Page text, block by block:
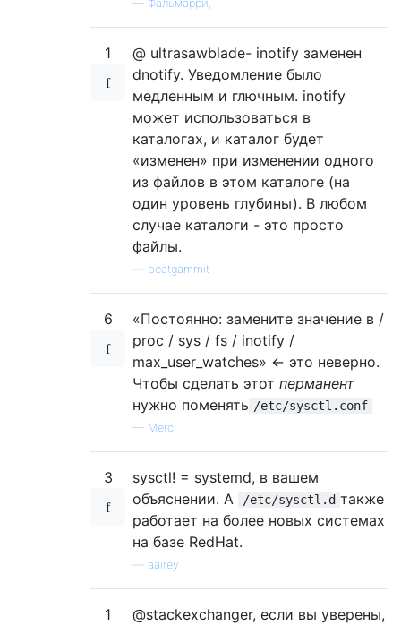
— Фальмарри,
1
@ ultrasawblade- inotify заменен
dnotify. Уведомление было
медленным и глючным. inotify
может использоваться в
каталогах, и каталог будет
«изменен» при изменении одного
из файлов в этом каталоге (на
один уровень глубины). В любом
случае каталоги - это просто
файлы.
beatgammit
6
«Постоянно: замените значение в /
proc / sys / fs / inotify /
max_user_watches» <- это неверно.
Чтобы сделать этот перманент
нужно поменять /etc/sysctl.conf
— Merc
3
sysctl! = systemd, в вашем
объяснении. А
/etc/sysctl.d также
работает на более новых системах
на базе RedHat.
aairey
1
@stackexchanger, если вы уверены,